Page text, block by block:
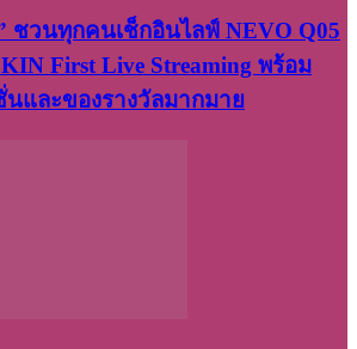
ชวนทุกคนเช็กอินไลฟ์ NEVO Q05
First Live Streaming พร้อม
นและของรางวัลมากมาย